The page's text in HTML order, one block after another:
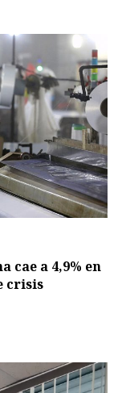
cae a 4,9% en
crisis